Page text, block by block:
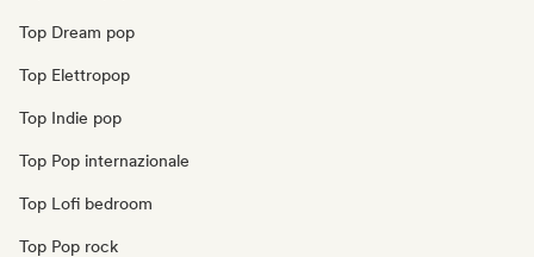
Top Dream pop
Top Elettropop
Top Indie pop
Top Pop internazionale
Top Lofi bedroom
Top Pop rock